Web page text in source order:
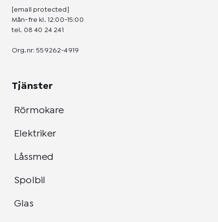
[email protected]
Mån-fre kl. 12:00-15:00
tel. 08 40 24 241
Org.nr: 559262-4919
Tjänster
Rörmokare
Elektriker
Låssmed
Spolbil
Glas